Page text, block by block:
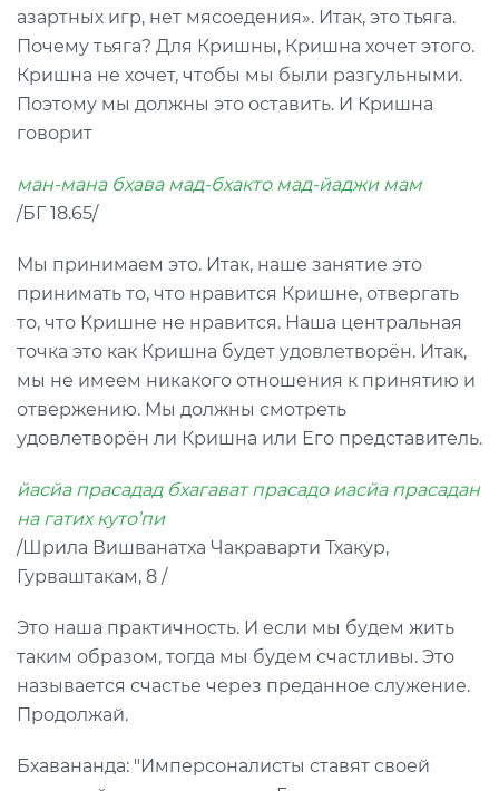
азартных игр, нет мясоедения». Итак, это тьяга.
Почему тьяга? Для Кришны, Кришна хочет этого.
Кришна не хочет, чтобы мы были разгульными.
Поэтому мы должны это оставить. И Кришна
говорит
ман-мана бхава мад-бхакто мад-йаджи мам
/БГ 18.65/
Мы принимаем это. Итак, наше занятие это
принимать то, что нравится Кришне, отвергать
то, что Кришне не нравится. Наша центральная
точка это как Кришна будет удовлетворён. Итак,
мы не имеем никакого отношения к принятию и
отвержению. Мы должны смотреть
удовлетворён ли Кришна или Его представитель.
йасйа прасадад бхагават прасадо иасйа прасадан
на гатих куто’пи
/Шрила Вишванатха Чакраварти Тхакур,
Гурваштакам, 8 /
Это наша практичность. И если мы будем жить
таким образом, тогда мы будем счастливы. Это
называется счастье через преданное служение.
Продолжай.
Бхавананда: "Имперсоналисты ставят своей